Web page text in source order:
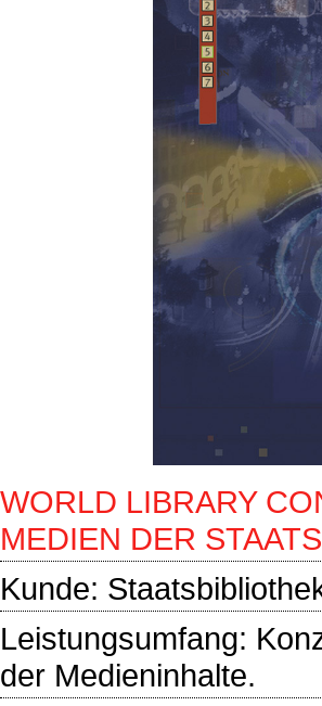
WORLD LIBRARY
MEDIEN DER
Kunde:
Leistungsumfang:
der Medieninhalte.